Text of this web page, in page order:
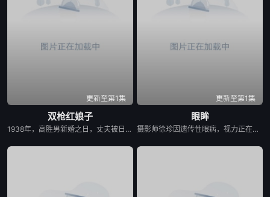
更新至第1集
双枪红娘子
1938年，高胜男新婚之日，丈夫被日军残害，父辈亦遭屠戮。她举枪聚义，屡袭敌寇威震四方，后得八路军指点决心投身革命。日军欲诱杀高胜男，她孤身赴战舍命换乡亲周全。千钧一发间，八路军突袭而至全歼敌寇，高胜男血染沙场，生死未卜……
更新至第1集
眼眸
摄影师徐珍因遗传性眼病，视力正在一天天衰退。双胞胎妹妹徐仁的离奇死亡，被警方定性为自杀，但她笃定其中另有隐情。不顾身边人的劝阻，徐珍顶着逐渐失明的身体状况，执意追查真相。随着调查深入，一股看不见的力量始终如影随形，不断扭曲她的感知，将她拖入恐惧与偏执的深渊。在彻底坠入黑暗之前，她必须揭开妹妹死亡背后的秘密。